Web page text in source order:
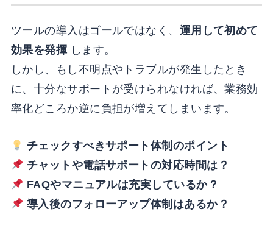
ツールの導入はゴールではなく、 運用して初めて
効果を発揮 します。
しかし、もし不明点やトラブルが発生したとき
に、十分なサポートが受けられなければ、業務効
率化どころか逆に負担が増えてしまいます。
チェックすべきサポート体制のポイント
チャットや電話サポートの対応時間は？
FAQやマニュアルは充実しているか？
導入後のフォローアップ体制はあるか？